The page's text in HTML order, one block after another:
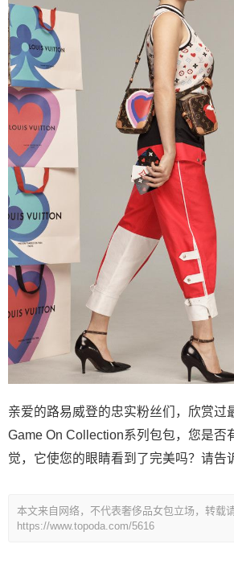
亲爱的路易威登的忠实粉丝们，欣赏过
Game On Collection系列包包，您是否
觉，它使您的眼睛看到了完美吗？请告
本文来自网络，不代表奢侈品女包立场，转载
https://www.topoda.com/5616